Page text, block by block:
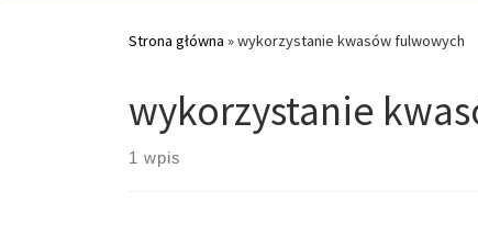
Strona główna »wykorzystanie kwasów fulwowych
wykorzystanie
1 wpis